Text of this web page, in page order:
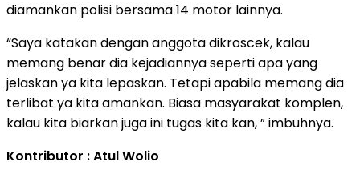
diamankan polisi bersama 14 motor lainnya.
“Saya katakan dengan anggota dikroscek, kalau
memang benar dia kejadiannya seperti apa yang
jelaskan ya kita lepaskan. Tetapi apabila memang dia
terlibat ya kita amankan. Biasa masyarakat komplen,
kalau kita biarkan juga ini tugas kita kan, ” imbuhnya.
Kontributor : Atul Wolio